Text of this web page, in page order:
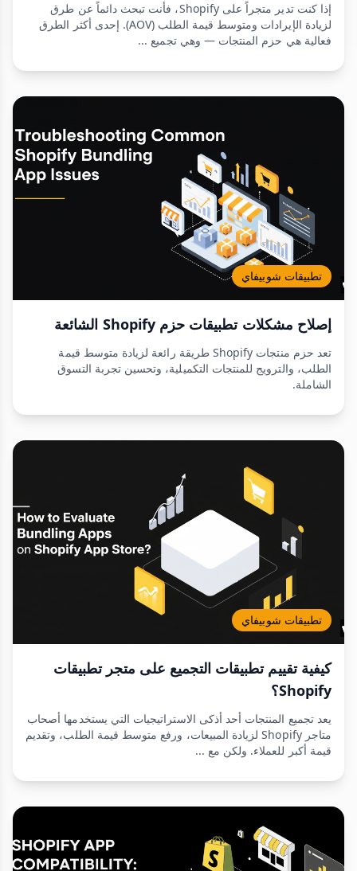
إذا كنت تدير متجراً على Shopify، فأنت تبحث دائماً عن طرق
لزيادة الإيرادات ومتوسط قيمة الطلب (AOV). إحدى أكثر الطرق
فعالية هي حزم المنتجات — وهي تجميع ...
تطبيقات شوبيفاي
إصلاح مشكلات تطبيقات حزم Shopify الشائعة
تعد حزم منتجات Shopify طريقة رائعة لزيادة متوسط قيمة
الطلب، والترويج للمنتجات التكميلية، وتحسين تجربة التسوق
الشاملة.
تطبيقات شوبيفاي
كيفية تقييم تطبيقات التجميع على متجر تطبيقات
Shopify؟
يعد تجميع المنتجات أحد أذكى الاستراتيجيات التي يستخدمها أصحاب
متاجر Shopify لزيادة المبيعات، ورفع متوسط قيمة الطلب، وتقديم
قيمة أكبر للعملاء. ولكن مع ...